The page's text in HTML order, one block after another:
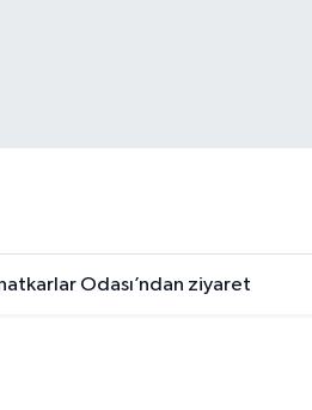
Odası’ndan ziyaret